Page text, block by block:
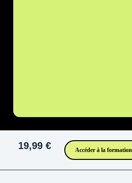
19,99 € Accéder à la formation